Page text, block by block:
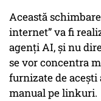
Această
internet” va fi
agenți AI, și nu
se vor concentra
furnizate de acești
manual pe linkuri.